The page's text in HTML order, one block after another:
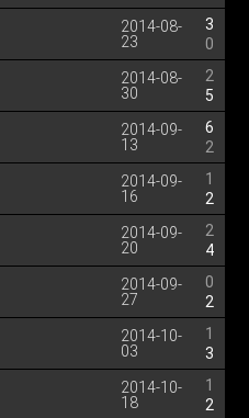
2014-08-
23
3
0
2014-08-
30
2
5
2014-09-
13
6
2
2014-09-
16
1
2
2014-09-
20
2
4
2014-09-
27
0
2
2014-10-
03
1
3
2014-10-
18
1
2